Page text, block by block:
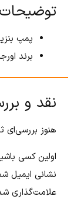
توضیحات
پمپ
برند
نقد و
هنوز
اولین کسی
نشانی ایمیل
علامت‌گذاری